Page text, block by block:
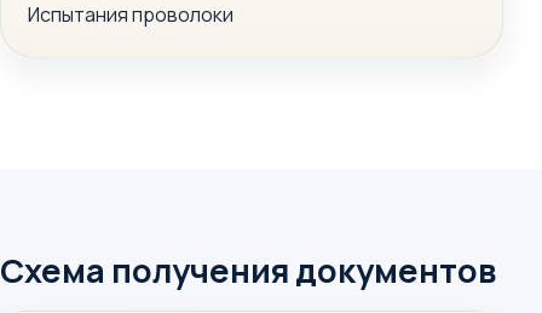
Испытания проволоки
Схема получения документов